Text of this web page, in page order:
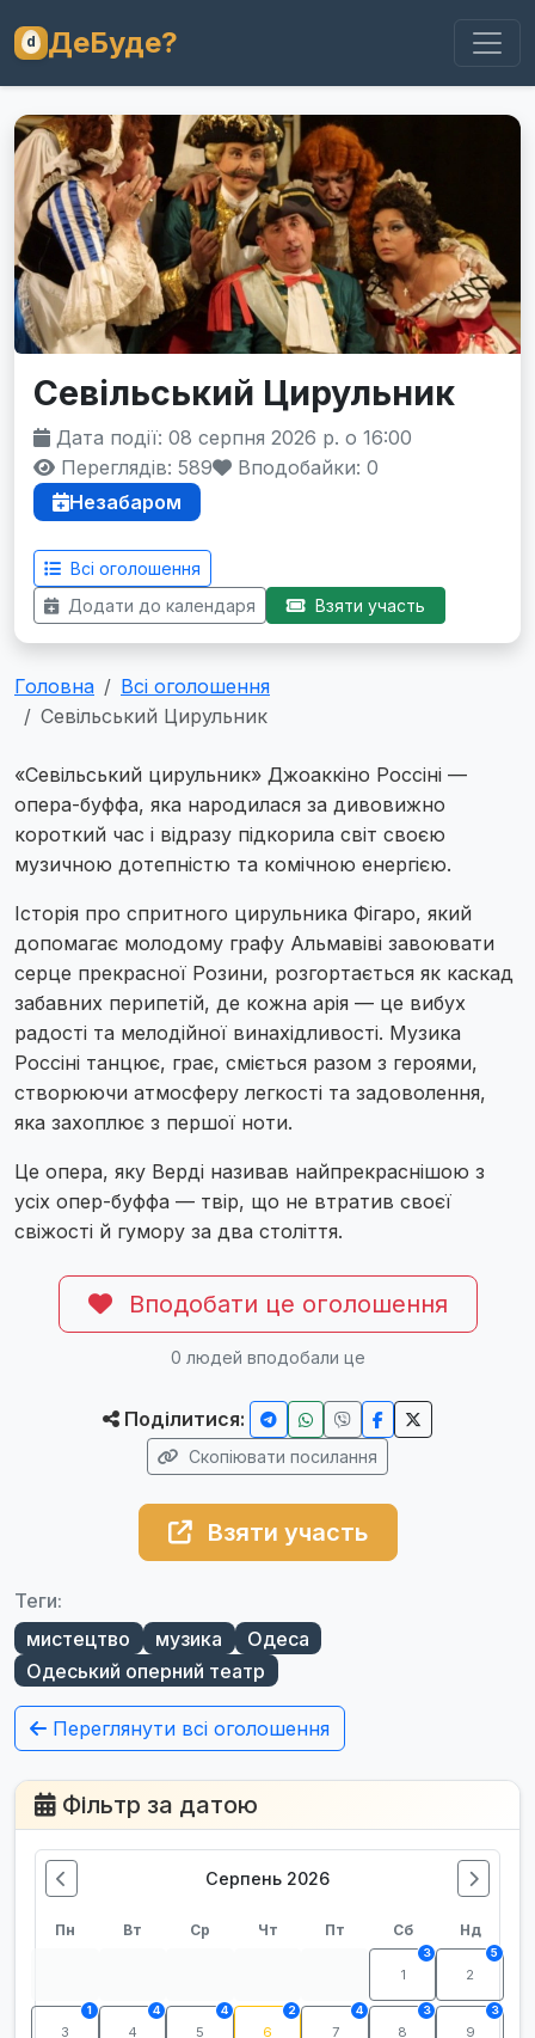
ДеБуде?
Севільський Цирульник
Дата події: 08 серпня 2026 р. о 16:00
Переглядів: 589
Вподобайки: 0
Незабаром
Всі оголошення
Додати до календаря
Взяти участь
Головна
Всі оголошення
Севільський Цирульник
«Севільський цирульник» Джоаккіно Россіні —
опера-буффа, яка народилася за дивовижно
короткий час і відразу підкорила світ своєю
музичною дотепністю та комічною енергією.
Історія про спритного цирульника Фігаро, який
допомагає молодому графу Альмавіві завоювати
серце прекрасної Розини, розгортається як каскад
забавних перипетій, де кожна арія — це вибух
радості та мелодійної винахідливості. Музика
Россіні танцює, грає, сміється разом з героями,
створюючи атмосферу легкості та задоволення,
яка захоплює з першої ноти.
Це опера, яку Верді називав найпрекраснішою з
усіх опер-буффа — твір, що не втратив своєї
свіжості й гумору за два століття.
Вподобати це оголошення
0 людей вподобали це
Поділитися:
Скопіювати посилання
Взяти участь
Теги:
мистецтво
музика
Одеса
Одеський оперний театр
Переглянути всі оголошення
Фільтр за датою
Серпень 2026
Пн Вт Ср Чт Пт Сб Нд
1
3
2
5
3
1
4
4
5
4
6
2
7
4
8
3
9
3